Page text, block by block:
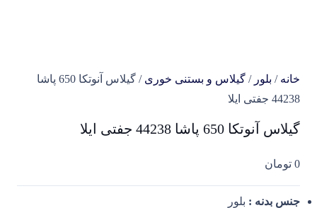
خانه / بلور / گیلاس و بستنی خوری
/ گیلاس آنوتکا 650 پاشا
44238 جفتی ایلا
گیلاس آنوتکا 650 پاشا 44238 جفتی ایلا
0 تومان
جنس بدنه : بلور